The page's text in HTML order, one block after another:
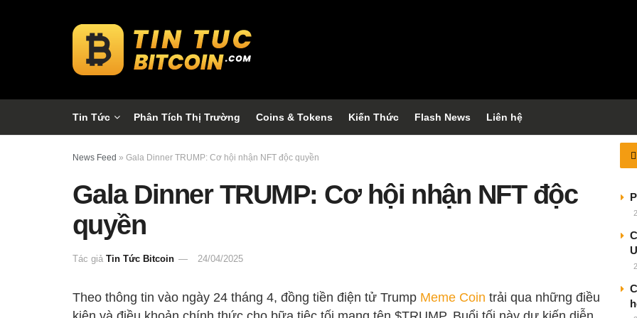
Tin Tức Phân Tích Thị Trường Coins & Tokens Kiến Thức Flash News Liên hệ
News Feed » Gala Dinner TRUMP: Cơ hội nhận NFT độc quyền
Gala Dinner TRUMP: Cơ hội nhận NFT độc
quyền
Tác giả Tin Tức Bitcoin 24/04/2025
Theo thông tin vào ngày 24 tháng 4, đồng tiền điện tử Trump Meme Coin trải qua những điều